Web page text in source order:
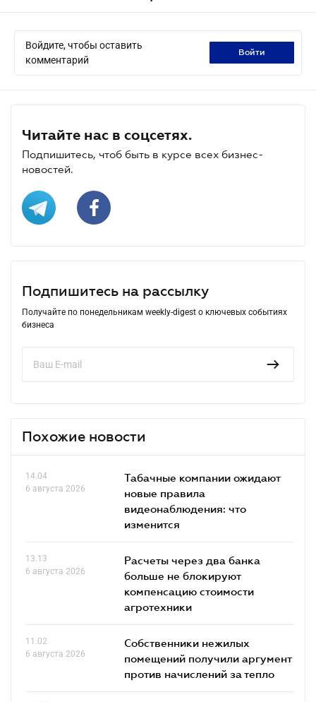
Войдите, чтобы оставить
комментарий
войти
Читайте нас в соцсетях.
Подпишитесь, чтоб быть в курсе всех бизнес-
новостей.
Подпишитесь на рассылку
Получайте по понедельникам weekly-digest о ключевых событиях
бизнеса
Похожие новости
14.04
6 августа 2026
Табачные компании ожидают
новые правила
видеонаблюдения: что
изменится
13.13
6 августа 2026
Расчеты через два банка
больше не блокируют
компенсацию стоимости
агротехники
11.02
6 августа 2026
Собственники нежилых
помещений получили аргумент
против начислений за тепло